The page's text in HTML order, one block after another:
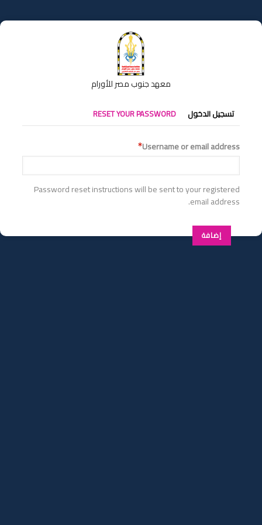
إلى
المحتوى
معهد جنوب مصر للأورام
التبويبات
الأساسية
تسجيل الدخول RESET YOUR PASSWORD
Username or email address
Password reset instructions will be sent to your registered
email address.